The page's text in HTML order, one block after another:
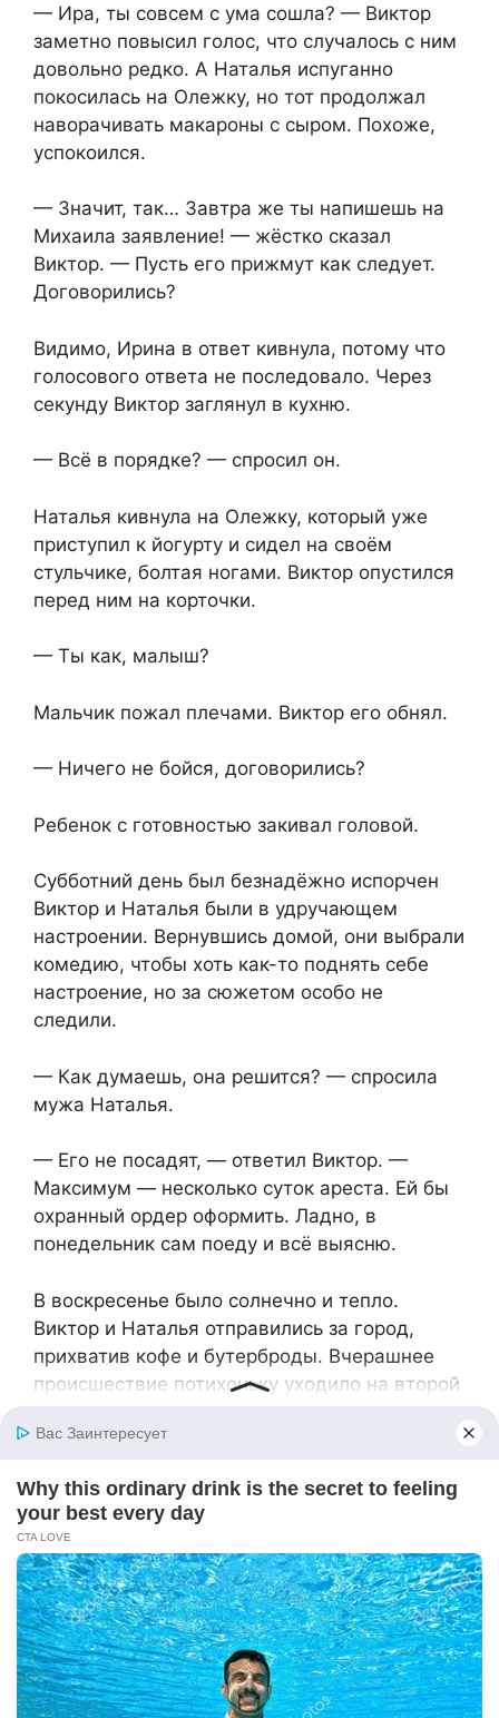
— Ира, ты совсем с ума сошла? — Виктор
заметно повысил голос, что случалось с ним
довольно редко. А Наталья испуганно
покосилась на Олежку, но тот продолжал
наворачивать макароны с сыром. Похоже,
успокоился.
— Значит, так… Завтра же ты напишешь на
Михаила заявление! — жёстко сказал
Виктор. — Пусть его прижмут как следует.
Договорились?
Видимо, Ирина в ответ кивнула, потому что
голосового ответа не последовало. Через
секунду Виктор заглянул в кухню.
— Всё в порядке? — спросил он.
Наталья кивнула на Олежку, который уже
приступил к йогурту и сидел на своём
стульчике, болтая ногами. Виктор опустился
перед ним на корточки.
— Ты как, малыш?
Мальчик пожал плечами. Виктор его обнял.
— Ничего не бойся, договорились?
Ребенок с готовностью закивал головой.
Субботний день был безнадёжно испорчен
Виктор и Наталья были в удручающем
настроении. Вернувшись домой, они выбрали
комедию, чтобы хоть как-то поднять себе
настроение, но за сюжетом особо не
следили.
— Как думаешь, она решится? — спросила
мужа Наталья.
— Его не посадят, — ответил Виктор. —
Максимум — несколько суток ареста. Ей бы
охранный ордер оформить. Ладно, в
понедельник сам поеду и всё выясню.
В воскресенье было солнечно и тепло.
Виктор и Наталья отправились за город,
прихватив кофе и бутерброды. Вчерашнее
происшествие потихоньку уходило на второй
заявление на мужа писать не стала, более
того, накатала жалобу на действия
сотрудников.
— Витя, он отец моего сына, — пыталась
оправдаться Ирина. — Я не могу так с ним
поступить… — заплакала Ирина.